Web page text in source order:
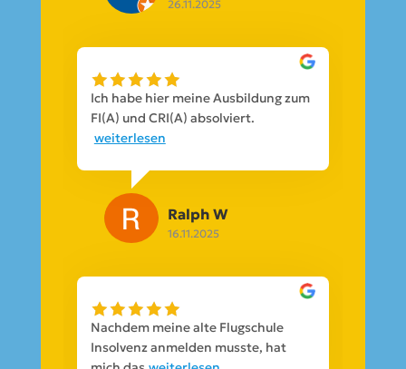
26.11.2025
Ich habe hier meine Ausbildung zum
FI(A) und CRI(A) absolviert.
weiterlesen
Ralph W
16.11.2025
Nachdem meine alte Flugschule
Insolvenz anmelden musste, hat